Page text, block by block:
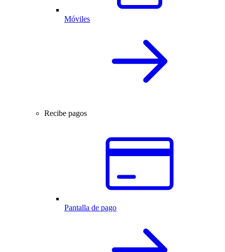
Móviles
Recibe pagos
Pantalla de pago